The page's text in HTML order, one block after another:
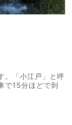
。「小江戸」と呼
で15分ほどで到